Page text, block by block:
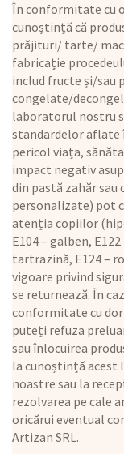
În conformitate cu
cunoștință că
prăjituri/ tarte/
fabricație
includ fructe și/sau
congelate/
laboratorul nostru
standardelor aflate
pericol viața,
impact negativ
din pastă zahăr sau
personalizate) pot
atenția copiilor
E104 – galben,
tartrazină, E124 –
vigoare privind
se returnează. În
conformitate cu
puteți refuza
sau înlocuirea
la cunoștință acest
noastre sau la
rezolvarea pe cale
oricărui eventual
Artizan SRL.